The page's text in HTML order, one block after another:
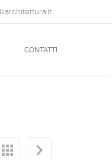
CONTATTI